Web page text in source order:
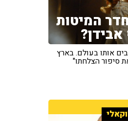
המיטות
אותו בעולם. בארץ
סיפור הצלחתו"